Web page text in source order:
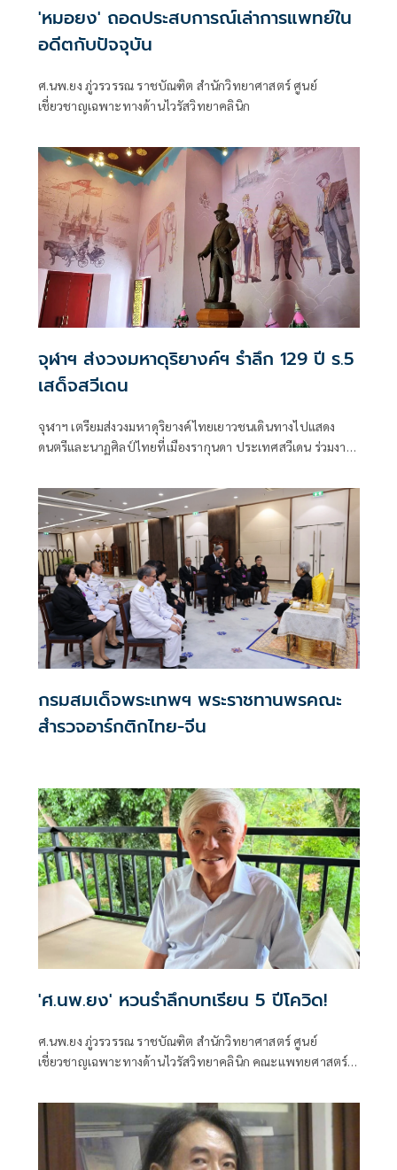
'หมอยง' ถอดประสบการณ์เล่าการแพทย์ใน
อดีตกับปัจจุบัน
ศ.นพ.ยง ภู่วรวรรณ ราชบัณฑิต สำนักวิทยาศาสตร์ ศูนย์
เชี่ยวชาญเฉพาะทางด้านไวรัสวิทยาคลินิก
จุฬาฯ ส่งวงมหาดุริยางค์ฯ รำลึก 129 ปี ร.5
เสด็จสวีเดน
จุฬาฯ เตรียมส่งวงมหาดุริยางค์ไทยเยาวชนเดินทางไปแสดง
ดนตรีและนาฏศิลป์ไทยที่เมืองรากุนดา ประเทศสวีเดน ร่วมงาน
กรมสมเด็จพระเทพฯ พระราชทานพรคณะ
สำรวจอาร์กติกไทย-จีน
'ศ.นพ.ยง' หวนรำลึกบทเรียน 5 ปีโควิด!
ศ.นพ.ยง ภู่วรวรรณ ราชบัณฑิต สำนักวิทยาศาสตร์ ศูนย์
เชี่ยวชาญเฉพาะทางด้านไวรัสวิทยาคลินิก คณะแพทยศาสตร์